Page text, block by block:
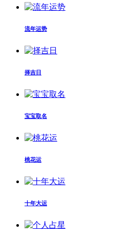
流年运势
择吉日
宝宝取名
桃花运
十年大运